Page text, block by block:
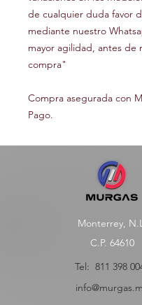
de cualquier duda favor
mediante nuestro
mayor agilidad, antes de
compra"
Compra asegurada con
Pago.
Monterrey,
C.P. 64610
Tel: 811 398